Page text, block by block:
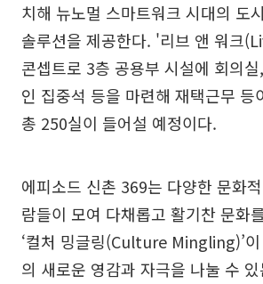
치해 뉴노멀 스마트워크 시대의 도
솔루션을 제공한다. '리브 앤 워크
콘셉트로 3층 공용부 시설에 회의
인 집중석 등을 마련해 재택근무 등
총 250실이 들어설 예정이다.
에피소드 신촌 369는 다양한 문화
람들이 모여 다채롭고 활기찬 문화
‘컬처 밍글링(Culture Mingling)’
의 새로운 영감과 자극을 나눌 수